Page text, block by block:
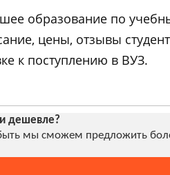
образование по
цены, отзывы
к поступлению в ВУЗ.
дешевле?
мы сможем предложить